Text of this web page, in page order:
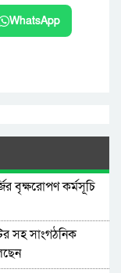
WhatsApp
বৃক্ষরোপণ কর্মসূচি
সহ সাংগঠনিক